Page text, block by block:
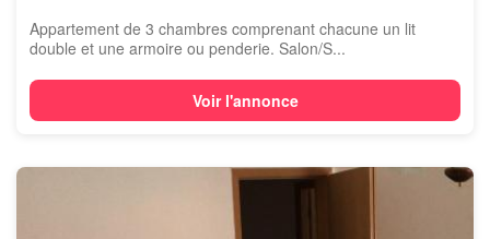
Appartement de 3 chambres comprenant chacune un lit
double et une armoire ou penderie. Salon/S...
Voir l'annonce